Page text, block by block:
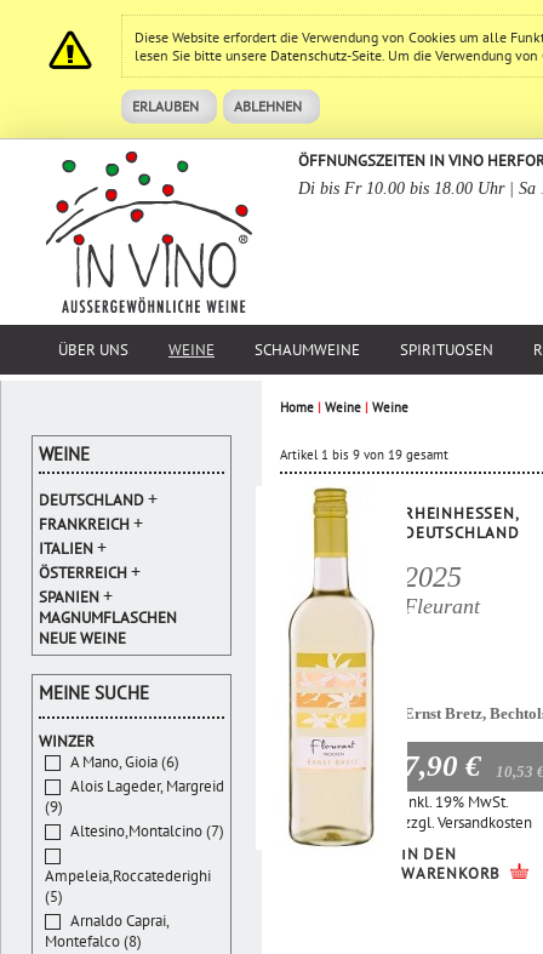
Diese Website erfordert die Verwendung von Cookies um alle
lesen Sie bitte unsere Datenschutz-Seite. Um die Verwendung
ERLAUBEN ABLEHNEN
ÖFFNUNGSZEITEN IN VINO
Di bis Fr 10.00 bis 18.00 Uhr | Sa
ÜBER UNS WEINE SCHAUMWEINE SPIRITUOSEN
Home | Weine | Weine
Artikel 1 bis 9 von 19 gesamt
RHEINHESSEN,
DEUTSCHLAND
2025
Fleurant
Ernst Bretz,
7,90 € 10,53
Inkl. 19% MwSt.
zzgl.Versandkosten
IN DEN
WARENKORB
WEINE
DEUTSCHLAND+
FRANKREICH+
ITALIEN+
ÖSTERREICH+
SPANIEN+
MAGNUMFLASCHEN
NEUE WEINE
MEINE SUCHE
WINZER
A Mano, Gioia (6)
Alois Lageder, Margreid
(9)
Altesino,Montalcino (7)
Ampeleia,Roccatederighi
(5)
Arnaldo Caprai,
Montefalco (8)